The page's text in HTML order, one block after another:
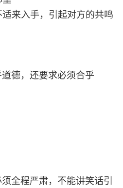
来入手，引起对方的共鸣
德，还要求必须合乎
全程严肃，不能讲笑话引